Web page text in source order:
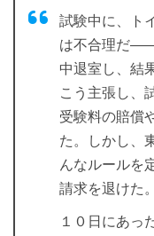
試験中に、ト
は不合理だ
中退室し、結
こう主張し、
受験料の賠償
た。しかし、
んなルールを
請求を退けた。
１０日にあっ